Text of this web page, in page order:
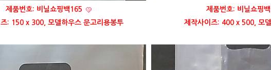
제품번호: 비닐쇼핑백165
: 150 x 300, 모델하우스 문고리용봉투
제품번호: 비닐쇼핑
제작사이즈: 400 x 500, 모